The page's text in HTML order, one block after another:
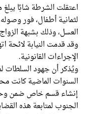
لثمانية أطفال، فور
وقد قدمت النيابة
الإجراءات القانونية.
ويُذكر أن جهود السلطات
السنوات الماضية كانت
إنشاء قسم خاص ضمن
الجنوب لمتابعة هذه